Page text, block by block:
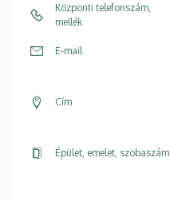
Központi telefonszám,
mellék
E-mail
Cím
Épület, emelet, szobaszám